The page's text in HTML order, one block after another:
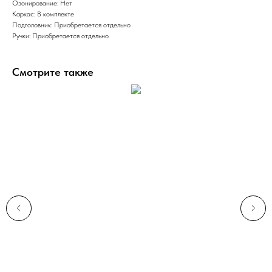
Озонирование: Нет
Каркас: В комплекте
Подголовник: Приобретается отдельно
Ручки: Приобретается отдельно
Смотрите также